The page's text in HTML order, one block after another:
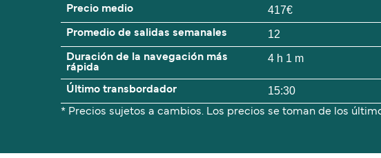
Precio medio 417€
Promedio de salidas semanales 12
Duración de la navegación más
rápida
4 h 1 m
Último transbordador 15:30
* Precios sujetos a cambios. Los precios se toman de los